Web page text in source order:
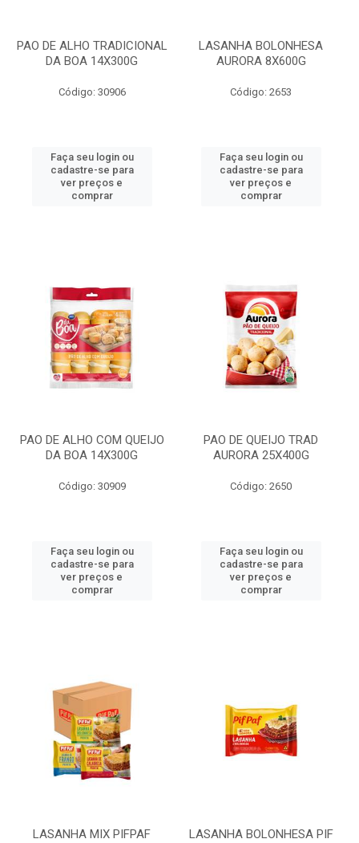
PAO DE ALHO TRADICIONAL
DA BOA 14X300G
Código: 30906
Faça seu login ou
cadastre-se para
ver preços e
comprar
LASANHA BOLONHESA
AURORA 8X600G
Código: 2653
Faça seu login ou
cadastre-se para
ver preços e
comprar
PAO DE ALHO COM QUEIJO
DA BOA 14X300G
Código: 30909
Faça seu login ou
cadastre-se para
ver preços e
comprar
PAO DE QUEIJO TRAD
AURORA 25X400G
Código: 2650
Faça seu login ou
cadastre-se para
ver preços e
comprar
LASANHA MIX PIFPAF
LASANHA BOLONHESA PIF